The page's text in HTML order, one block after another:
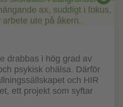
drabbas i hög grad av
psykisk ohälsa. Därför
och HIR
ett projekt som syftar